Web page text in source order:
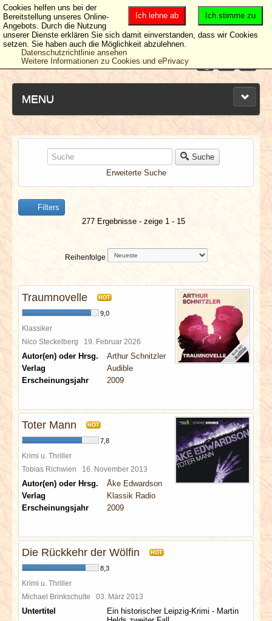
MENU
NEUESTE ARTIKEL
NEWS & DATES
BERICHTE
SPECIALS
REDAKTION
LINKS
Suche
Erweiterte Suche
Filters
277 Ergebnisse - zeige 1 - 15
Reihenfolge
Traumnovelle HOT
9,0
Klassiker
Nico Steckelberg 19. Februar 2026
Autor(en) oder Hrsg.
Arthur Schnitzler
Verlag
Audible
Erscheinungsjahr
2009
Toter Mann HOT
7,8
Krimi u. Thriller
Tobias Richwien 16. November 2013
Autor(en) oder Hrsg.
Åke Edwardson
Verlag
Klassik Radio
Erscheinungsjahr
2009
Die Rückkehr der Wölfin HOT
8,3
Krimi u. Thriller
Michael Brinkschulte 03. März 2013
Untertitel
Ein historischer Leipzig-Krimi - Martin
Ich stimme zu
Ich lehne ab
Cookies helfen uns bei der
Bereitstellung unseres Online-
Angebots. Durch die Nutzung
unserer Dienste erklären Sie sich damit einverstanden, dass wir Cookies
setzen. Sie haben auch die Möglichkeit abzulehnen.
Datenschutzrichtlinie ansehen
Weitere Informationen zu Cookies und ePrivacy